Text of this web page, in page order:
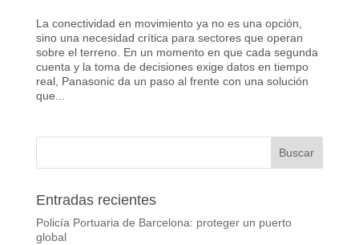
La conectividad en movimiento ya no es una opción,
sino una necesidad crítica para sectores que operan
sobre el terreno. En un momento en que cada segunda
cuenta y la toma de decisiones exige datos en tiempo
real, Panasonic da un paso al frente con una solución
que...
Entradas recientes
Policía Portuaria de Barcelona: proteger un puerto
global